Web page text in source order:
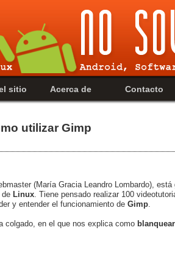
sitio Acerca de Contacto
utilizar Gimp
(María Gracia Leandro Lombardo), está
de Linux . Tiene pensado realizar 100
y entender el funcionamiento de Gimp
colgado, en el que nos explica como